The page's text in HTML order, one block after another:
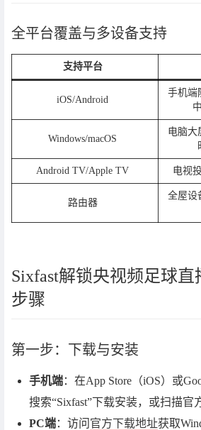
全平台覆盖与多设备支持
支持平台
iOS/Android
手机端
Windows/macOS
电脑大
Android TV/Apple TV 电视
路由器
全屋设
Sixfast解锁央视频足球
步骤
第一步：下载与安装
手机端：在App Store（iOS）或
搜索“Sixfast”下载安装，或扫描官
PC端：访问 官方下载地址获取